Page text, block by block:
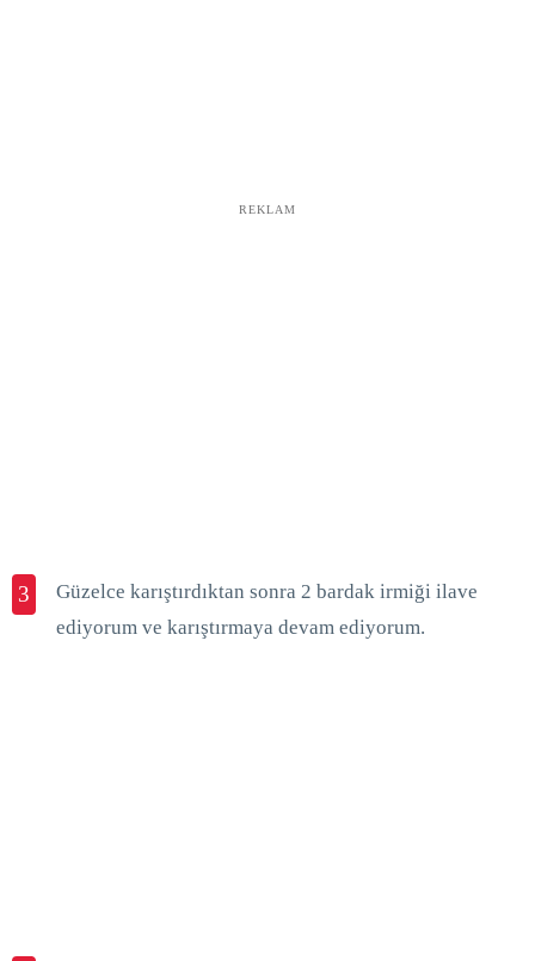
REKLAM
3
Güzelce karıştırdıktan sonra 2 bardak irmiği ilave
ediyorum ve karıştırmaya devam ediyorum.